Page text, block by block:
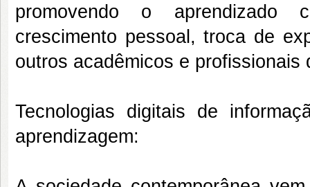
promovendo o aprendizado
crescimento pessoal, troca de
outros acadêmicos e profissionais
Tecnologias digitais de
aprendizagem: